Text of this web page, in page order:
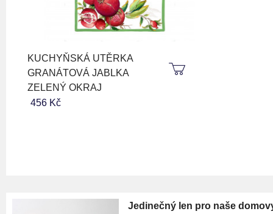
KUCHYŇSKÁ UTĚRKA
GRANÁTOVÁ JABLKA
ZELENÝ OKRAJ
456 Kč
Jedinečný len pro naše